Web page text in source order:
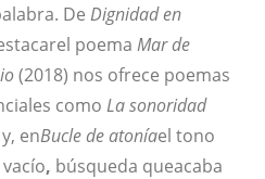
De Dignidad en
poema Mar de
(2018) nos ofrece poemas
como La sonoridad
y, enBucle de atoníael tono
, búsqueda queacaba